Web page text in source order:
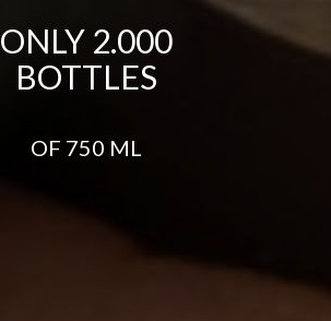
ONLY 2.000
BOTTLES
OF 750 ML